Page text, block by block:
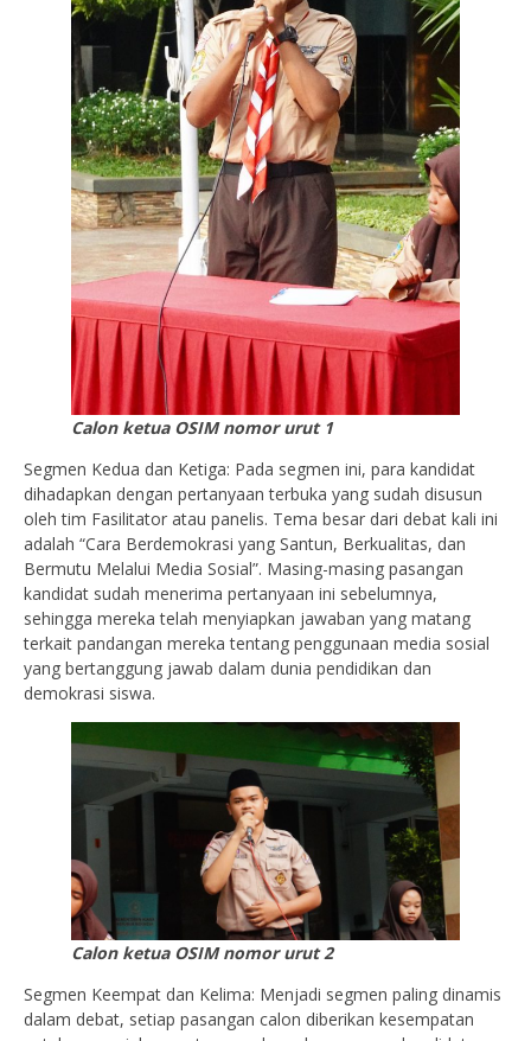
Calon ketua OSIM nomor urut 1
Segmen Kedua dan Ketiga: Pada segmen ini, para kandidat
dihadapkan dengan pertanyaan terbuka yang sudah disusun
oleh tim Fasilitator atau panelis. Tema besar dari debat kali ini
adalah “Cara Berdemokrasi yang Santun, Berkualitas, dan
Bermutu Melalui Media Sosial”. Masing-masing pasangan
kandidat sudah menerima pertanyaan ini sebelumnya,
sehingga mereka telah menyiapkan jawaban yang matang
terkait pandangan mereka tentang penggunaan media sosial
yang bertanggung jawab dalam dunia pendidikan dan
demokrasi siswa.
Calon ketua OSIM nomor urut 2
Segmen Keempat dan Kelima: Menjadi segmen paling dinamis
dalam debat, setiap pasangan calon diberikan kesempatan